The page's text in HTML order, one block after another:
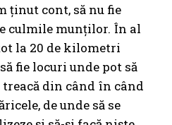
ținut cont, să nu fie
culmile munților. În al
la 20 de kilometri
fie locuri unde pot să
treacă din când în când
de unde să se